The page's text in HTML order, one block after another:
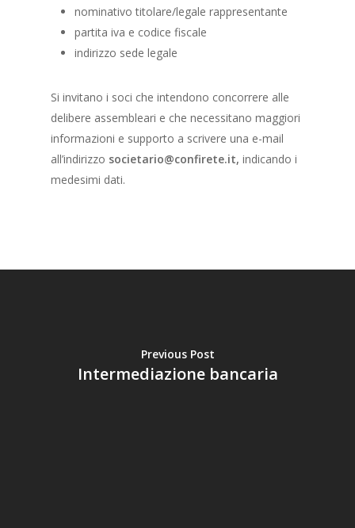
nominativo titolare/legale rappresentante
partita iva e codice fiscale
indirizzo sede legale
Si invitano i soci che intendono concorrere alle
delibere assembleari e che necessitano maggiori
informazioni e supporto a scrivere una e-mail
all’indirizzo societario@confirete.it, indicando i
medesimi dati.
Previous Post
Intermediazione bancaria